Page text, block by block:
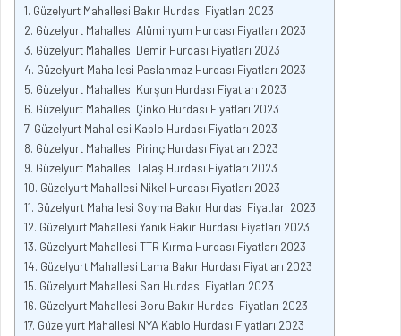
Güzelyurt Mahallesi Bakır Hurdası Fiyatları 2023
Güzelyurt Mahallesi Alüminyum Hurdası Fiyatları 2023
Güzelyurt Mahallesi Demir Hurdası Fiyatları 2023
Güzelyurt Mahallesi Paslanmaz Hurdası Fiyatları 2023
Güzelyurt Mahallesi Kurşun Hurdası Fiyatları 2023
Güzelyurt Mahallesi Çinko Hurdası Fiyatları 2023
Güzelyurt Mahallesi Kablo Hurdası Fiyatları 2023
Güzelyurt Mahallesi Pirinç Hurdası Fiyatları 2023
Güzelyurt Mahallesi Talaş Hurdası Fiyatları 2023
Güzelyurt Mahallesi Nikel Hurdası Fiyatları 2023
Güzelyurt Mahallesi Soyma Bakır Hurdası Fiyatları 2023
Güzelyurt Mahallesi Yanık Bakır Hurdası Fiyatları 2023
Güzelyurt Mahallesi TTR Kırma Hurdası Fiyatları 2023
Güzelyurt Mahallesi Lama Bakır Hurdası Fiyatları 2023
Güzelyurt Mahallesi Sarı Hurdası Fiyatları 2023
Güzelyurt Mahallesi Boru Bakır Hurdası Fiyatları 2023
Güzelyurt Mahallesi NYA Kablo Hurdası Fiyatları 2023